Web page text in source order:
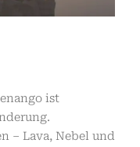
ist
– Lava, Nebel und